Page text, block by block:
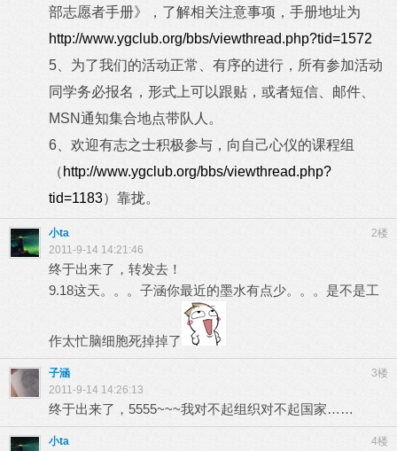
部志愿者手册》，了解相关注意事项，手册地址为
http://www.ygclub.org/bbs/viewthread.php?tid=1572
5、为了我们的活动正常、有序的进行，所有参加活动
同学务必报名，形式上可以跟贴，或者短信、邮件、
MSN通知集合地点带队人。
6、欢迎有志之士积极参与，向自己心仪的课程组
（ http://www.ygclub.org/bbs/viewthread.php?
tid=1183）靠拢。
2楼
小ta
2011-9-14 14:21:46
终于出来了，转发去！
9.18这天。。。子涵你最近的墨水有点少。。。是不是工
作太忙脑细胞死掉掉了
3楼
子涵
2011-9-14 14:26:13
终于出来了，5555~~~我对不起组织对不起国家……
4楼
小ta